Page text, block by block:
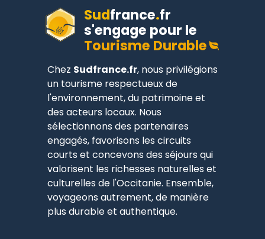
Sudfrance.fr
s'engage pour le
Tourisme Durable
Chez Sudfrance.fr, nous privilégions
un tourisme respectueux de
l'environnement, du patrimoine et
des acteurs locaux. Nous
sélectionnons des partenaires
engagés, favorisons les circuits
courts et concevons des séjours qui
valorisent les richesses naturelles et
culturelles de l'Occitanie. Ensemble,
voyageons autrement, de manière
plus durable et authentique.